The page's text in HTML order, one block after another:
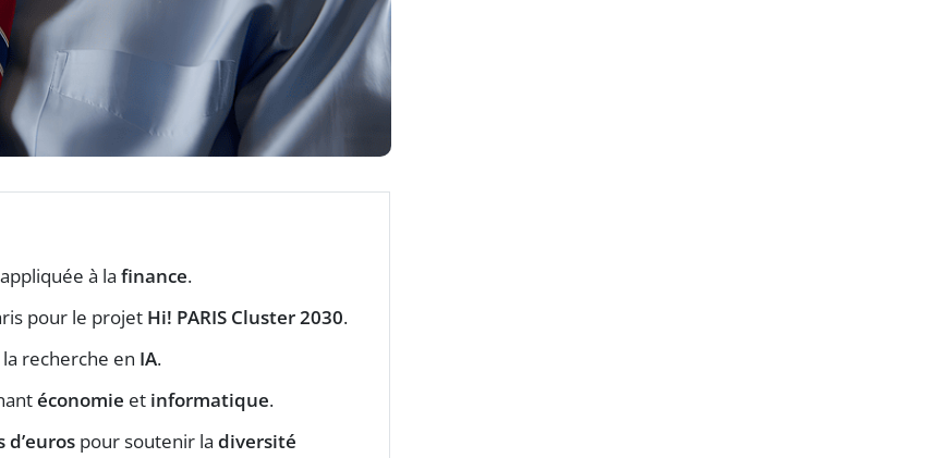
appliquée à la finance.
pour le projet Hi! PARIS Cluster 2030.
recherche en IA.
économie et informatique.
pour soutenir la diversité